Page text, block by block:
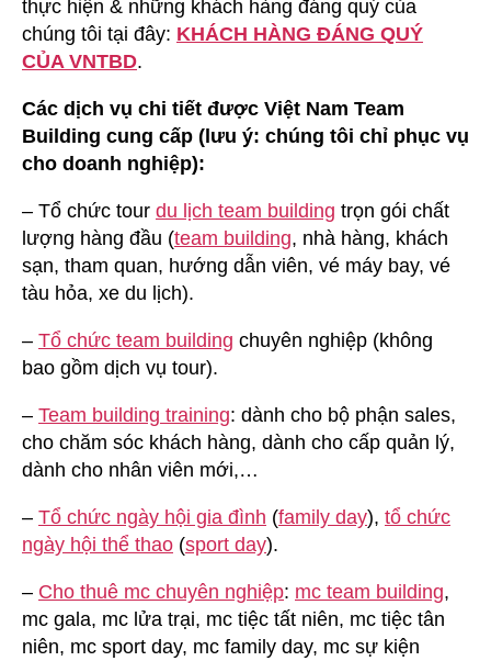
thực hiện & những khách hàng đáng quý của
chúng tôi tại đây: KHÁCH HÀNG ĐÁNG QUÝ
CỦA VNTBD.
Các dịch vụ chi tiết được Việt Nam Team
Building cung cấp (lưu ý: chúng tôi chỉ phục vụ
cho doanh nghiệp):
– Tổ chức tour du lịch team building trọn gói chất
lượng hàng đầu (team building, nhà hàng, khách
sạn, tham quan, hướng dẫn viên, vé máy bay, vé
tàu hỏa, xe du lịch).
– Tổ chức team building chuyên nghiệp (không
bao gồm dịch vụ tour).
– Team building training: dành cho bộ phận sales,
cho chăm sóc khách hàng, dành cho cấp quản lý,
dành cho nhân viên mới,…
– Tổ chức ngày hội gia đình (family day), tổ chức
ngày hội thể thao (sport day).
– Cho thuê mc chuyên nghiệp: mc team building,
mc gala, mc lửa trại, mc tiệc tất niên, mc tiệc tân
niên, mc sport day, mc family day, mc sự kiện